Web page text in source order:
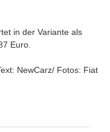
in der Variante als
Euro.
NewCarz/ Fotos: Fiat